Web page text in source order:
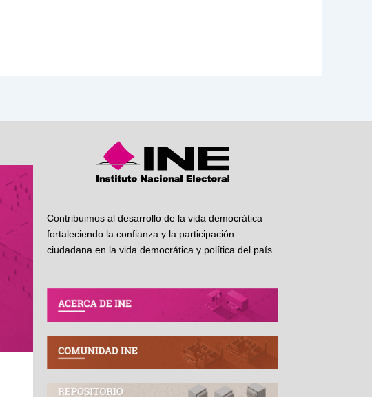
Contribuimos al desarrollo de la vida democrática
fortaleciendo la confianza y la participación
ciudadana en la vida democrática y política del país.